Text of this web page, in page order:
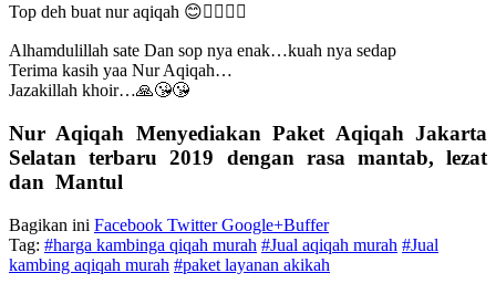
Top deh buat nur aqiqah 😊👍🏿👍🏿
Alhamdulillah sate Dan sop nya enak…kuah nya sedap
Terima kasih yaa Nur Aqiqah…
Jazakillah khoir…🙏😘😘
Nur Aqiqah Menyediakan Paket Aqiqah Jakarta
Selatan terbaru 2019 dengan rasa mantab, lezat
dan Mantul
Bagikan ini Facebook TwitterGoogle+Buffer
Tag: #harga kambinga qiqah murah #Jual aqiqah murah #Jual
kambing aqiqah murah #paket layanan akikah